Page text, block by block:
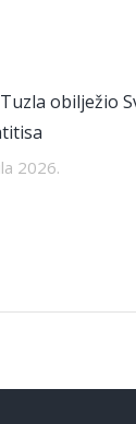
obilježio
2026.